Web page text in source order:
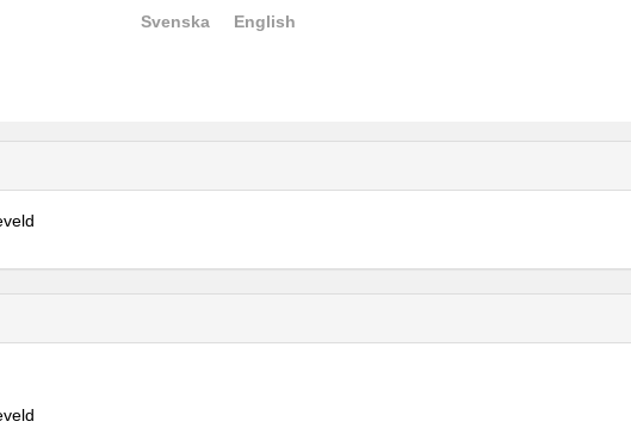
Svenska English